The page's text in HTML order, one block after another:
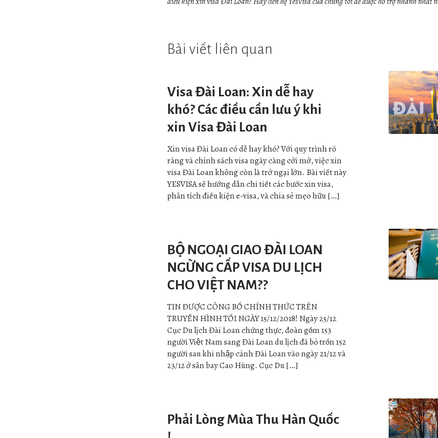
Bài viết liên quan
Visa Đài Loan: Xin dễ hay
khó? Các điều cần lưu ý khi
xin Visa Đài Loan
Xin visa Đài Loan có dễ hay khó? Với quy trình rõ
ràng và chính sách visa ngày càng cởi mở, việc xin
visa Đài Loan không còn là trở ngại lớn. Bài viết này
YESVISA sẽ hướng dẫn chi tiết các bước xin visa,
phân tích điều kiện e-visa, và chia sẻ mẹo hữu […]
BỘ NGOẠI GIAO ĐÀI LOAN
NGỪNG CẤP VISA DU LỊCH
CHO VIỆT NAM??
TIN ĐƯỢC CÔNG BỐ CHÍNH THỨC TRÊN
TRUYỀN HÌNH TỐI NGÀY 15/12/2018! Ngày 25/12
Cục Du lịch Đài Loan chứng thực, đoàn gồm 153
người Việt Nam sang Đài Loan du lịch đã bỏ trốn 152
người sau khi nhập cảnh Đài Loan vào ngày 21/12 và
23/12 ở sân bay Cao Hùng. Cục Du […]
Phải Lòng Mùa Thu Hàn Quốc